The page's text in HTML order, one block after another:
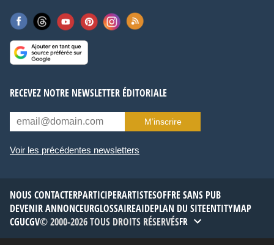
RECEVEZ NOTRE NEWSLETTER ÉDITORIALE
M’inscrire
Voir les précédentes newsletters
NOUS CONTACTERPARTICIPERARTISTESOFFRE SANS PUB
DEVENIR ANNONCEURGLOSSAIREAIDEPLAN DU SITEENTITYMAP
CGUCGV© 2000-2026 TOUS DROITS RÉSERVÉSFR